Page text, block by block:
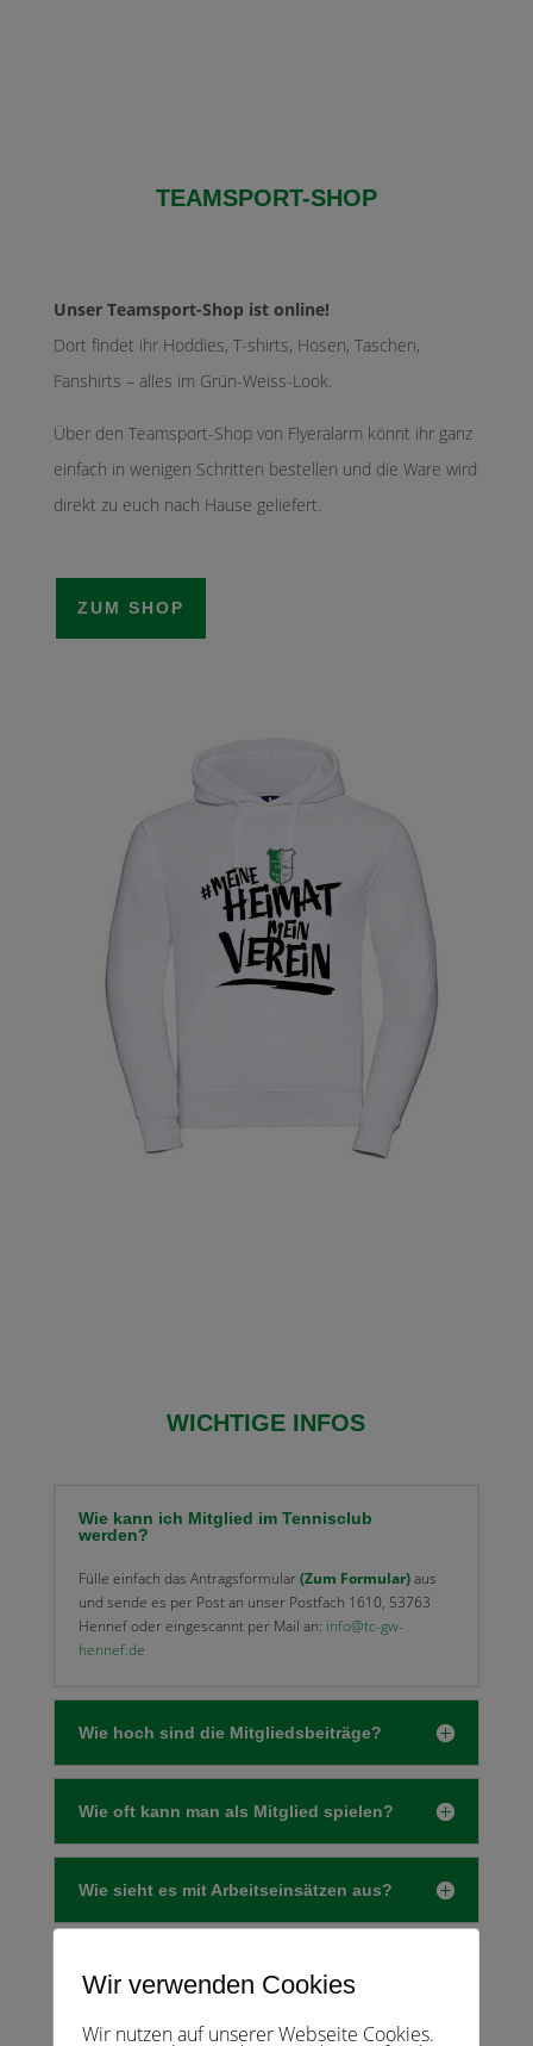
TEAMSPORT-SHOP
Unser Teamsport-Shop ist online!
Dort findet ihr Hoddies, T-shirts, Hosen, Taschen,
Fanshirts – alles im Grün-Weiss-Look.
Über den Teamsport-Shop von Flyeralarm könnt ihr ganz
einfach in wenigen Schritten bestellen und die Ware wird
direkt zu euch nach Hause geliefert.
ZUM SHOP
WICHTIGE INFOS
Wie kann ich Mitglied im Tennisclub
werden?
Fülle einfach das Antragsformular(Zum Formular)aus
und sende es per Post an unser Postfach 1610, 53763
Hennef oder eingescannt per Mail an: info@tc-gw-
hennef.de
Wie hoch sind die Mitgliedsbeiträge?
Wie oft kann man als Mitglied spielen?
Wie sieht es mit Arbeitseinsätzen aus?
Wir verwenden Cookies
Wir nutzen auf unserer Webseite Cookies.